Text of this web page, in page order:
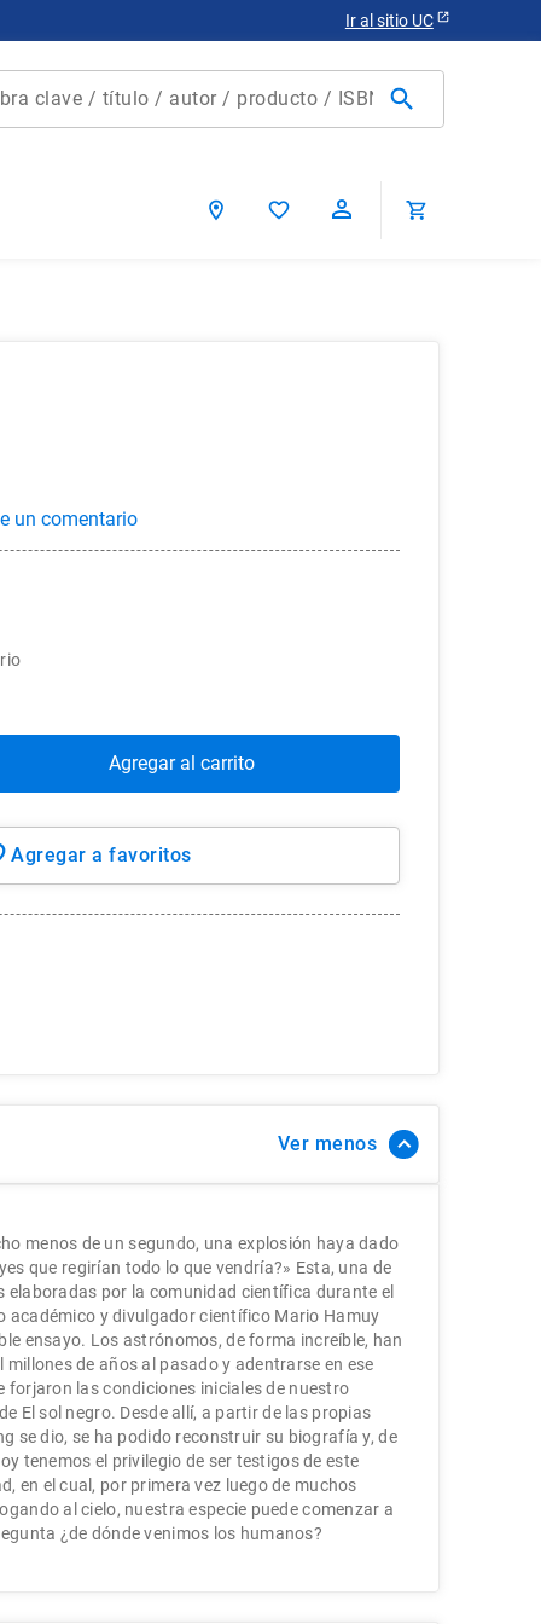
Ir al sitio UC
/ título / autor / producto / ISBN
Agregar al carrito
Ver
menos de un segundo, una explosión haya dado
que regirían todo lo que vendría?» Esta, una de
por la comunidad científica durante el
académico y divulgador científico Mario Hamuy
ensayo. Los astrónomos, de forma increíble, han
de años al pasado y adentrarse en ese
forjaron las condiciones iniciales de nuestro
El sol negro. Desde allí, a partir de las propias
se dio, se ha podido reconstruir su biografía y, de
tenemos el privilegio de ser testigos de este
en el cual, por primera vez luego de muchos
al cielo, nuestra especie puede comenzar a
¿de dónde venimos los humanos?